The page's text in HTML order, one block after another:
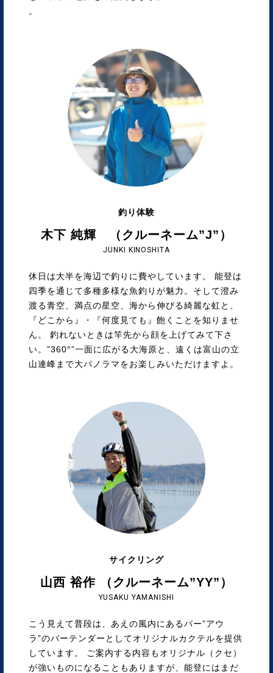
。
釣り体験
木下 純輝 （クルーネーム”J”）
JUNKI KINOSHITA
休日は大半を海辺で釣りに費やしています。 能登は
四季を通じて多種多様な魚釣りが魅力。そして澄み
渡る青空、満点の星空、海から伸びる綺麗な虹と、
『どこから』・『何度見ても』飽くことを知りませ
ん。 釣れないときは竿先から顔を上げてみて下さ
い。”360°”一面に広がる大海原と、遠くは富山の立
山連峰まで大パノラマをお楽しみいただけますよ。
サイクリング
山西 裕作 （クルーネーム”YY”）
YUSAKU YAMANISHI
こう見えて普段は、あえの風内にあるバー”アウ
ラ”のバーテンダーとしてオリジナルカクテルを提供
しています。 ご案内する内容もオリジナル（クセ）
が強いものになることもありますが、能登にはまだ